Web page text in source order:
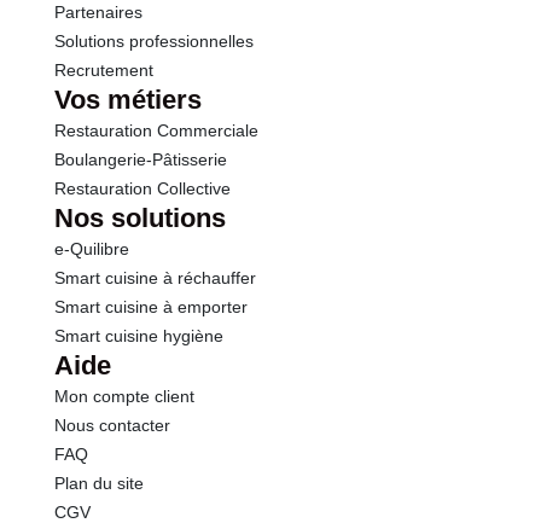
Partenaires
Solutions professionnelles
Recrutement
Vos métiers
Restauration Commerciale
Boulangerie-Pâtisserie
Restauration Collective
Nos solutions
e-Quilibre
Smart cuisine à réchauffer
Smart cuisine à emporter
Smart cuisine hygiène
Aide
Mon compte client
Nous contacter
FAQ
Plan du site
CGV